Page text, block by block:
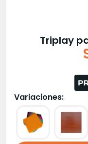
Triplay
original
era:
S/60.00.
actual
es:
S/50.00.
Variaciones: